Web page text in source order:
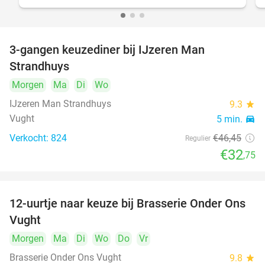
3-gangen keuzediner bij IJzeren Man
Strandhuys
Morgen Ma Di
Wo
IJzeren Man Strandhuys
9.3 star
Vught 5 min. directions_car
Verkocht: 824 Regulier €46,45
€32,75
31%
12-uurtje naar keuze bij Brasserie Onder Ons
Vught
Morgen Ma Di Wo Do
Vr
Brasserie Onder Ons Vught
9.8 star